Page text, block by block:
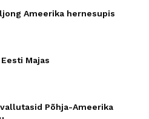
Ameerika hernesupis
Majas
Põhja-Ameerika